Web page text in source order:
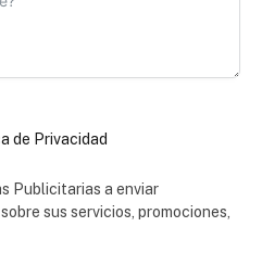
de Privacidad
Publicitarias a enviar
sus servicios, promociones,